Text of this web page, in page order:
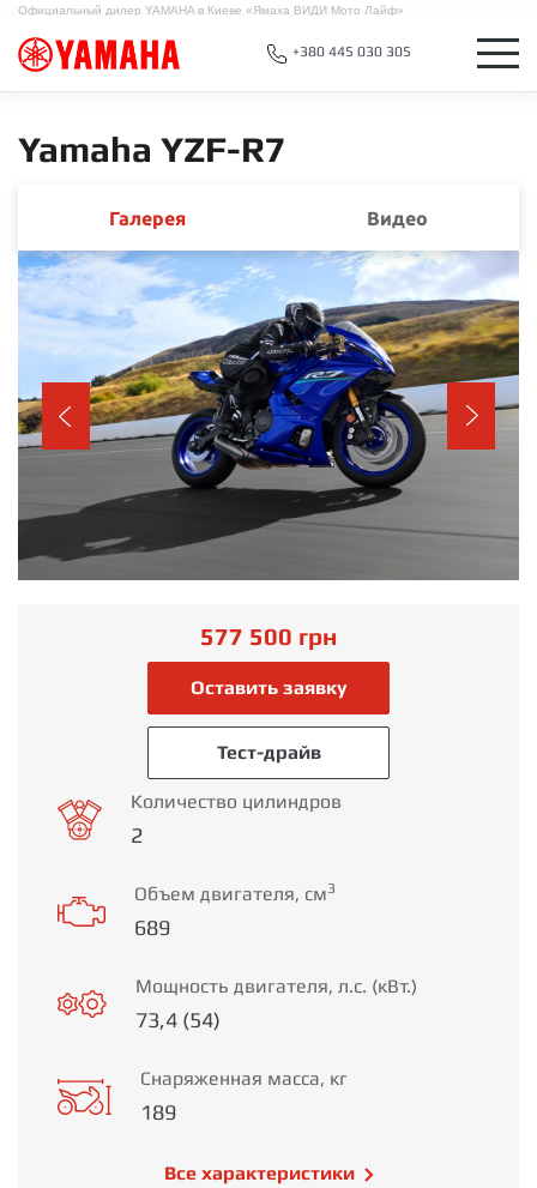
Официальный дилер YAMAHA в Киеве «Ямаха ВИДИ Мото Лайф»
+380 445 030 305
Yamaha YZF-R7
Галерея Видео
577 500 грн
Оставить заявку
Тест-драйв
Количество цилиндров
2
Объем двигателя, см3
689
Мощность двигателя, л.с. (кВт.)
73,4 (54)
Снаряженная масса, кг
189
Все характеристики